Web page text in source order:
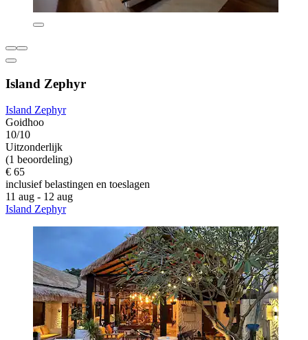
Island Zephyr
Island Zephyr
Goidhoo
10/10
Uitzonderlijk
(1 beoordeling)
€ 65
inclusief belastingen en toeslagen
11 aug - 12 aug
Island Zephyr